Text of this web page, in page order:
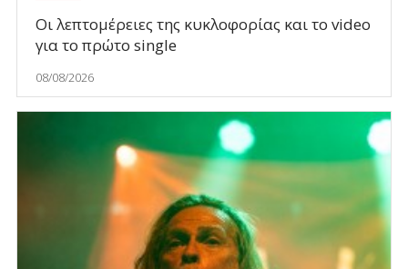
Οι λεπτομέρειες της κυκλοφορίας και το video
για το πρώτο single
08/08/2026